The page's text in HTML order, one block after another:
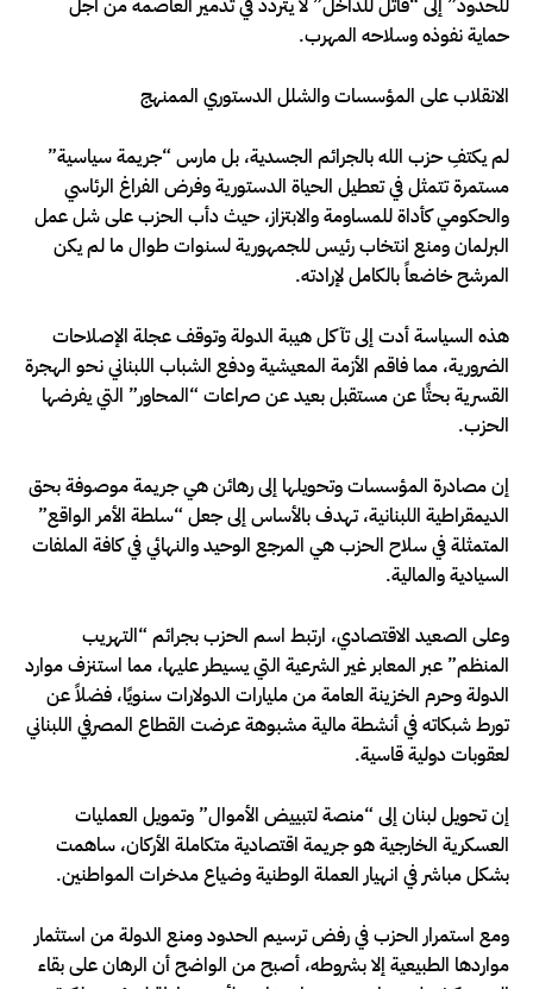
حماية نفوذه وسلاحه المهرب.
الانقلاب على المؤسسات والشلل الدستوري الممنهج
لم يكتفِ حزب الله بالجرائم الجسدية، بل مارس “جريمة سياسية”
مستمرة تتمثل في تعطيل الحياة الدستورية وفرض الفراغ الرئاسي
والحكومي كأداة للمساومة والابتزاز، حيث دأب الحزب على شل عمل
البرلمان ومنع انتخاب رئيس للجمهورية لسنوات طوال ما لم يكن
المرشح خاضعاً بالكامل لإرادته.
هذه السياسة أدت إلى تآكل هيبة الدولة وتوقف عجلة الإصلاحات
الضرورية، مما فاقم الأزمة المعيشية ودفع الشباب اللبناني نحو الهجرة
القسرية بحثًا عن مستقبل بعيد عن صراعات “المحاور” التي يفرضها
الحزب.
إن مصادرة المؤسسات وتحويلها إلى رهائن هي جريمة موصوفة بحق
الديمقراطية اللبنانية، تهدف بالأساس إلى جعل “سلطة الأمر الواقع”
المتمثلة في سلاح الحزب هي المرجع الوحيد والنهائي في كافة الملفات
السيادية والمالية.
وعلى الصعيد الاقتصادي، ارتبط اسم الحزب بجرائم “التهريب
المنظم” عبر المعابر غير الشرعية التي يسيطر عليها، مما استنزف موارد
الدولة وحرم الخزينة العامة من مليارات الدولارات سنويًا، فضلاً عن
تورط شبكاته في أنشطة مالية مشبوهة عرضت القطاع المصرفي اللبناني
لعقوبات دولية قاسية.
إن تحويل لبنان إلى “منصة لتبييض الأموال” وتمويل العمليات
العسكرية الخارجية هو جريمة اقتصادية متكاملة الأركان، ساهمت
بشكل مباشر في انهيار العملة الوطنية وضياع مدخرات المواطنين.
ومع استمرار الحزب في رفض ترسيم الحدود ومنع الدولة من استثمار
مواردها الطبيعية إلا بشروطه، أصبح من الواضح أن الرهان على بقاء